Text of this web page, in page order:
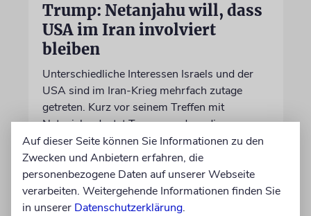
Trump: Netanjahu will, dass
USA im Iran involviert
bleiben
Unterschiedliche Interessen Israels und der
USA sind im Iran-Krieg mehrfach zutage
getreten. Kurz vor seinem Treffen mit
Netanjahu deutet Trump an, dass die
Differenzen nicht überwunden sind
28.07.2026
Auf dieser Seite können Sie Informationen zu den
Zwecken und Anbietern erfahren, die
personenbezogene Daten auf unserer Webseite
verarbeiten. Weitergehende Informationen finden Sie
in unserer Datenschutzerklärung.